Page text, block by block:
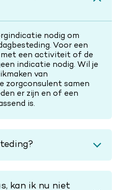
nodig om
Voor een
met een activiteit of de
indicatie nodig. Wil je
van
zorgconsulent samen
er zijn en of een
is.
kan ik nu niet